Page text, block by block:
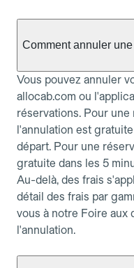
Comment annuler
Vous pouvez annuler
allocab.com ou
réservations. Pour une
l'annulation est
départ. Pour une
gratuite dans les 5
Au-delà, des frais
détail des frais par
vous à notre Foire aux
l'annulation.